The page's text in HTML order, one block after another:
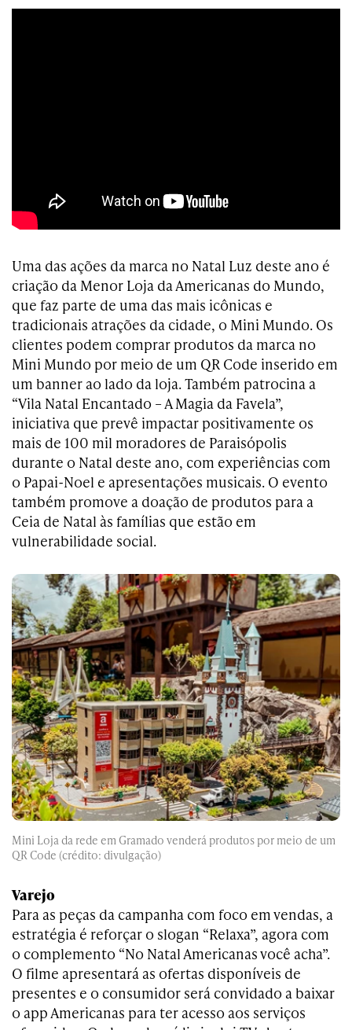
Uma das ações da marca no Natal Luz deste ano é
criação da Menor Loja da Americanas do Mundo,
que faz parte de uma das mais icônicas e
tradicionais atrações da cidade, o Mini Mundo. Os
clientes podem comprar produtos da marca no
Mini Mundo por meio de um QR Code inserido em
um banner ao lado da loja. Também patrocina a
“Vila Natal Encantado – A Magia da Favela”,
iniciativa que prevê impactar positivamente os
mais de 100 mil moradores de Paraisópolis
durante o Natal deste ano, com experiências com
o Papai-Noel e apresentações musicais. O evento
também promove a doação de produtos para a
Ceia de Natal às famílias que estão em
vulnerabilidade social.
Mini Loja da rede em Gramado venderá produtos por meio de um
QR Code (crédito: divulgação)
Varejo
Para as peças da campanha com foco em vendas, a
estratégia é reforçar o slogan “Relaxa”, agora com
o complemento “No Natal Americanas você acha”.
O filme apresentará as ofertas disponíveis de
presentes e o consumidor será convidado a baixar
o app Americanas para ter acesso aos serviços